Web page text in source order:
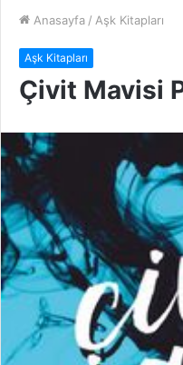
Anasayfa / Aşk Kitapları
Aşk Kitapları
Çivit Mavisi